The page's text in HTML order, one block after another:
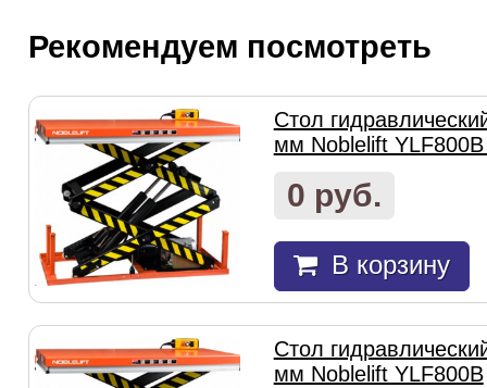
Рекомендуем посмотреть
Стол
мм Noblelift
0 руб.
В корзину
Стол
мм Noblelift YLF800B